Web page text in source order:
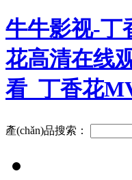
牛牛影视-丁
花高清在线
看_丁香花
產(chǎn)品搜索：